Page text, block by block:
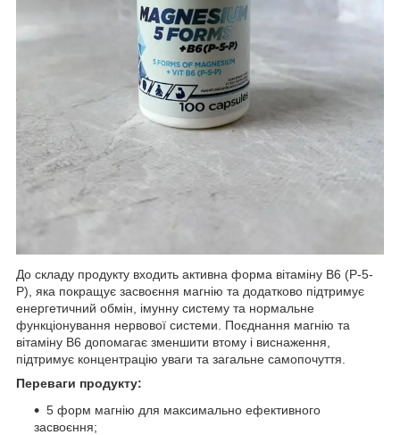
До складу продукту входить активна форма вітаміну B6 (P-5-
P), яка покращує засвоєння магнію та додатково підтримує
енергетичний обмін, імунну систему та нормальне
функціонування нервової системи. Поєднання магнію та
вітаміну B6 допомагає зменшити втому і виснаження,
підтримує концентрацію уваги та загальне самопочуття.
Переваги продукту:
5 форм магнію для максимально ефективного
засвоєння;